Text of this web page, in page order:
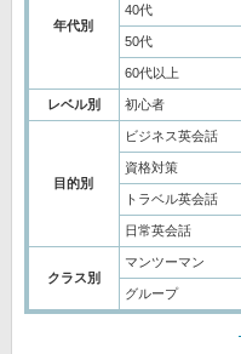
年代別
40代
50代
60代以上
レベル別 初心者
目的別
ビジネス英会話
資格対策
トラベル英会話
日常英会話
クラス別
マンツーマン
グループ